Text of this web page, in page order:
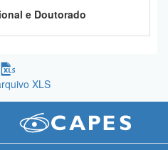
e Doutorado
XLS